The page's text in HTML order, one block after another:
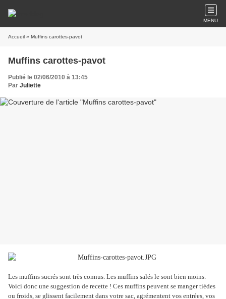
MENU
Accueil » Muffins carottes-pavot
Muffins carottes-pavot
Publié le 02/06/2010 à 13:45
Par Juliette
Les muffins sucrés sont très connus. Les muffins salés le sont bien moins.
Voici donc une suggestion de recette ! Ces muffins peuvent se manger tièdes
ou froids, se glissent facilement dans votre sac, agrémentent vos entrées, vos